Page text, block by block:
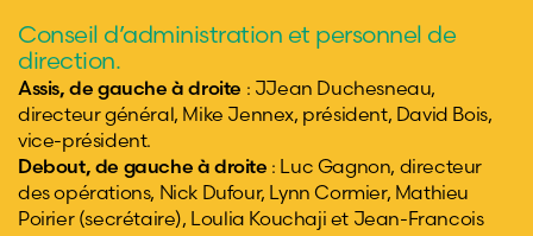
Conseil d’administration et personnel de
direction.
Assis, de gauche à droite : JJean Duchesneau,
directeur général, Mike Jennex, président, David Bois,
vice-président.
Debout, de gauche à droite : Luc Gagnon, directeur
des opérations, Nick Dufour, Lynn Cormier, Mathieu
Poirier (secrétaire), Loulia Kouchaji et Jean-Francois